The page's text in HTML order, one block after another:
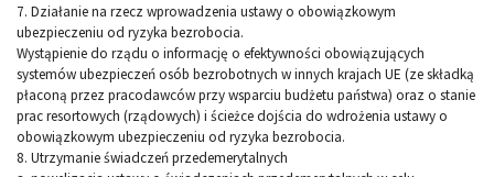
7. Działanie na rzecz wprowadzenia ustawy o obowiązkowym
ubezpieczeniu od ryzyka bezrobocia.
Wystąpienie do rządu o informację o efektywności obowiązujących
systemów ubezpieczeń osób bezrobotnych w innych krajach UE (ze składką
płaconą przez pracodawców przy wsparciu budżetu państwa) oraz o stanie
prac resortowych (rządowych) i ścieżce dojścia do wdrożenia ustawy o
obowiązkowym ubezpieczeniu od ryzyka bezrobocia.
8. Utrzymanie świadczeń przedemerytalnych